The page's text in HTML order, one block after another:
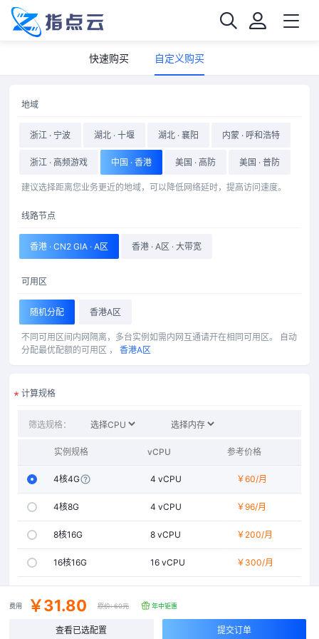
快速购买 自定义购买
地域
浙江 · 宁波 湖北 · 十堰 湖北 · 襄阳 内蒙 · 呼和浩特
浙江 · 高频游戏 中国 · 香港 美国 · 高防 美国 · 普防
建议选择距离您业务更近的地域，可以降低网络延时，提高访问速度。
线路节点
香港 · CN2 GIA · A区 香港 · A区 · 大带宽
可用区
随机分配 香港A区
不同可用区间内网隔离，多台实例如需内网互通请开在相同可用区。
自动
分配最优配额的可用区 ， 香港A区
计算规格
筛选规格：
实例规格 vCPU 内存
参考价格
4核4G 4 vCPU 4GiB
￥60/月
4核8G 4 vCPU 8GiB
￥96/月
8核16G 8 vCPU 16GiB
￥200/月
16核16G 16 vCPU 16GiB
￥300/月
vCPU 32GiB
￥600/月
费用 ￥31.80 原价:60元 年中钜惠
查看已选配置 提交订单